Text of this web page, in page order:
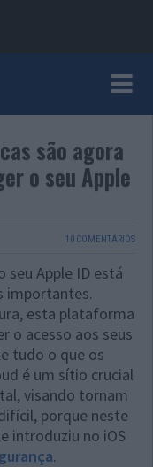
são agora
o seu Apple
10 COMENTÁRIOS
seu Apple ID está
importantes.
esta plataforma
o acesso aos seus
tudo o que os
é um sítio crucial
visando tornam
porque neste
introduziu no iOS
.